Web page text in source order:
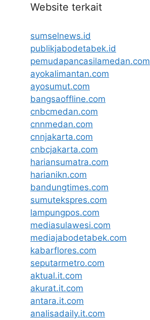
Website terkait
sumselnews.id
publikjabodetabek.id
pemudapancasilamedan.com
ayokalimantan.com
ayosumut.com
bangsaoffline.com
cnbcmedan.com
cnnmedan.com
cnnjakarta.com
cnbcjakarta.com
hariansumatra.com
harianikn.com
bandungtimes.com
sumutekspres.com
lampungpos.com
mediasulawesi.com
mediajabodetabek.com
kabarflores.com
seputarmetro.com
aktual.it.com
akurat.it.com
antara.it.com
analisadaily.it.com